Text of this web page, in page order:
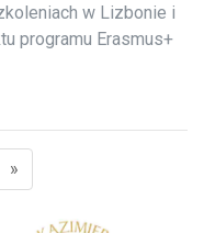
w Lizbonie i
programu Erasmus+
»